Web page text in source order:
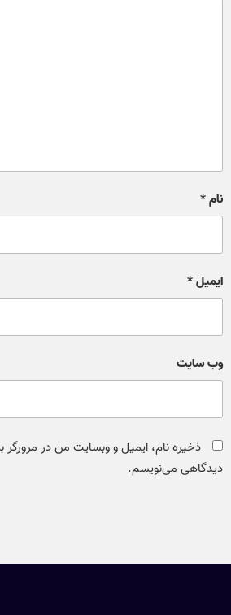
نام*
ایمیل*
وب‌ سایت
ذخیره نام، ایمیل و وبسایت من در مرورگر
دیدگاهی می‌نویسم.